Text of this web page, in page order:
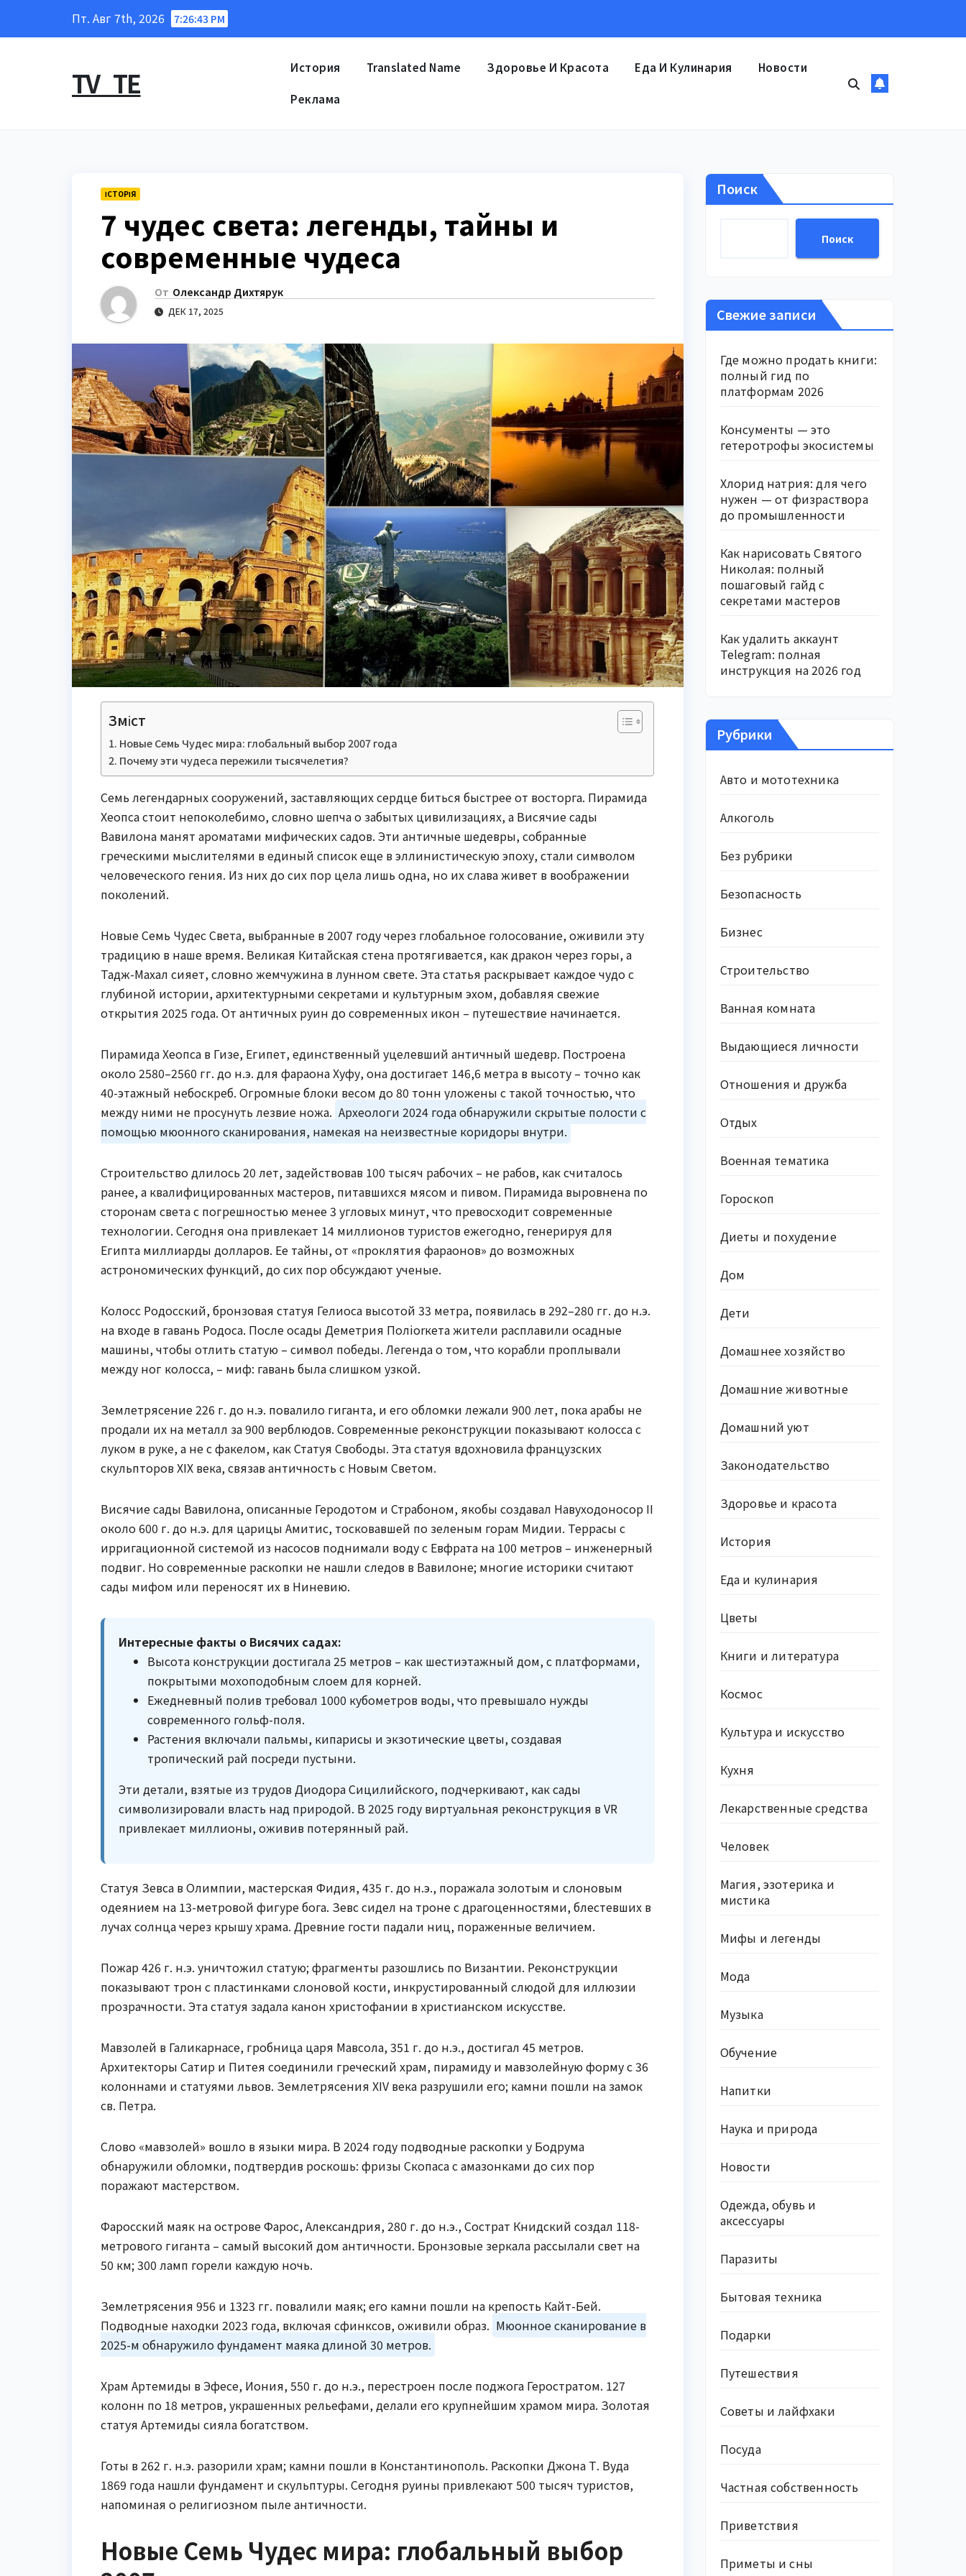
Пт. Авг 7th, 2026 7:26:44 PM
TV_TE История Translated Name Здоровье И Красота Еда И Кулинария Новости
Реклама
ІСТОРІЯ
7 чудес света: легенды, тайны и
современные чудеса
От Олександр Дихтярук
ДЕК 17, 2025
Зміст
Новые Семь Чудес мира: глобальный выбор 2007 года
Почему эти чудеса пережили тысячелетия?
Семь легендарных сооружений, заставляющих сердце биться быстрее от восторга. Пирамида
Хеопса стоит непоколебимо, словно шепча о забытых цивилизациях, а Висячие сады
Вавилона манят ароматами мифических садов. Эти античные шедевры, собранные
греческими мыслителями в единый список еще в эллинистическую эпоху, стали символом
человеческого гения. Из них до сих пор цела лишь одна, но их слава живет в воображении
поколений.
Новые Семь Чудес Света, выбранные в 2007 году через глобальное голосование, оживили эту
традицию в наше время. Великая Китайская стена протягивается, как дракон через горы, а
Тадж-Махал сияет, словно жемчужина в лунном свете. Эта статья раскрывает каждое чудо с
глубиной истории, архитектурными секретами и культурным эхом, добавляя свежие
открытия 2025 года. От античных руин до современных икон – путешествие начинается.
Пирамида Хеопса в Гизе, Египет, единственный уцелевший античный шедевр. Построена
около 2580–2560 гг. до н.э. для фараона Хуфу, она достигает 146,6 метра в высоту – точно как
40-этажный небоскреб. Огромные блоки весом до 80 тонн уложены с такой точностью, что
между ними не просунуть лезвие ножа. Археологи 2024 года обнаружили скрытые полости с
помощью мюонного сканирования, намекая на неизвестные коридоры внутри.
Строительство длилось 20 лет, задействовав 100 тысяч рабочих – не рабов, как считалось
ранее, а квалифицированных мастеров, питавшихся мясом и пивом. Пирамида выровнена по
сторонам света с погрешностью менее 3 угловых минут, что превосходит современные
технологии. Сегодня она привлекает 14 миллионов туристов ежегодно, генерируя для
Египта миллиарды долларов. Ее тайны, от «проклятия фараонов» до возможных
астрономических функций, до сих пор обсуждают ученые.
Колосс Родосский, бронзовая статуя Гелиоса высотой 33 метра, появилась в 292–280 гг. до н.э.
на входе в гавань Родоса. После осады Деметрия Полiorкета жители расплавили осадные
машины, чтобы отлить статую – символ победы. Легенда о том, что корабли проплывали
между ног колосса, – миф: гавань была слишком узкой.
Землетрясение 226 г. до н.э. повалило гиганта, и его обломки лежали 900 лет, пока арабы не
продали их на металл за 900 верблюдов. Современные реконструкции показывают колосса с
луком в руке, а не с факелом, как Статуя Свободы. Эта статуя вдохновила французских
скульпторов XIX века, связав античность с Новым Светом.
Висячие сады Вавилона, описанные Геродотом и Страбоном, якобы создавал Навуходоносор II
около 600 г. до н.э. для царицы Амитис, тосковавшей по зеленым горам Мидии. Террасы с
ирригационной системой из насосов поднимали воду с Евфрата на 100 метров – инженерный
подвиг. Но современные раскопки не нашли следов в Вавилоне; многие историки считают
сады мифом или переносят их в Ниневию.
Интересные факты о Висячих садах:
Высота конструкции достигала 25 метров – как шестиэтажный дом, с платформами,
покрытыми мохоподобным слоем для корней.
Ежедневный полив требовал 1000 кубометров воды, что превышало нужды
современного гольф-поля.
Растения включали пальмы, кипарисы и экзотические цветы, создавая
тропический рай посреди пустыни.
Эти детали, взятые из трудов Диодора Сицилийского, подчеркивают, как сады
символизировали власть над природой. В 2025 году виртуальная реконструкция в VR
привлекает миллионы, оживив потерянный рай.
Статуя Зевса в Олимпии, мастерская Фидия, 435 г. до н.э., поражала золотым и слоновым
одеянием на 13-метровой фигуре бога. Зевс сидел на троне с драгоценностями, блестевших в
лучах солнца через крышу храма. Древние гости падали ниц, пораженные величием.
Пожар 426 г. н.э. уничтожил статую; фрагменты разошлись по Византии. Реконструкции
показывают трон с пластинками слоновой кости, инкрустированный слюдой для иллюзии
прозрачности. Эта статуя задала канон христофании в христианском искусстве.
Мавзолей в Галикарнасе, гробница царя Мавсола, 351 г. до н.э., достигал 45 метров.
Архитекторы Сатир и Питея соединили греческий храм, пирамиду и мавзолейную форму с 36
колоннами и статуями львов. Землетрясения XIV века разрушили его; камни пошли на замок
св. Петра.
Слово «мавзолей» вошло в языки мира. В 2024 году подводные раскопки у Бодрума
обнаружили обломки, подтвердив роскошь: фризы Скопаса с амазонками до сих пор
поражают мастерством.
Фаросский маяк на острове Фарос, Александрия, 280 г. до н.э., Сострат Книдский создал 118-
метрового гиганта – самый высокий дом античности. Бронзовые зеркала рассылали свет на
50 км; 300 ламп горели каждую ночь.
Землетрясения 956 и 1323 гг. повалили маяк; его камни пошли на крепость Кайт-Бей.
Подводные находки 2023 года, включая сфинксов, оживили образ. Мюонное сканирование в
2025-м обнаружило фундамент маяка длиной 30 метров.
Храм Артемиды в Эфесе, Иония, 550 г. до н.э., перестроен после поджога Геростратом. 127
колонн по 18 метров, украшенных рельефами, делали его крупнейшим храмом мира. Золотая
статуя Артемиды сияла богатством.
Готы в 262 г. н.э. разорили храм; камни пошли в Константинополь. Раскопки Джона Т. Вуда
1869 года нашли фундамент и скульптуры. Сегодня руины привлекают 500 тысяч туристов,
напоминая о религиозном пылe античности.
Новые Семь Чудес мира: глобальный выбор
Поиск
Поиск
Свежие записи
Где можно продать книги:
полный гид по
платформам 2026
Консументы — это
гетеротрофы экосистемы
Хлорид натрия: для чего
нужен — от физраствора
до промышленности
Как нарисовать Святого
Николая: полный
пошаговый гайд с
секретами мастеров
Как удалить аккаунт
Telegram: полная
инструкция на 2026 год
Рубрики
Авто и мототехника
Алкоголь
Без рубрики
Безопасность
Бизнес
Строительство
Ванная комната
Выдающиеся личности
Отношения и дружба
Отдых
Военная тематика
Гороскоп
Диеты и похудение
Дом
Дети
Домашнее хозяйство
Домашние животные
Домашний уют
Законодательство
Здоровье и красота
История
Еда и кулинария
Цветы
Книги и литература
Космос
Культура и искусство
Кухня
Лекарственные средства
Человек
Магия, эзотерика и
мистика
Мифы и легенды
Мода
Музыка
Обучение
Напитки
Наука и природа
Новости
Одежда, обувь и
аксессуары
Паразиты
Бытовая техника
Подарки
Путешествия
Советы и лайфхаки
Посуда
Частная собственность
Приветствия
Приметы и сны